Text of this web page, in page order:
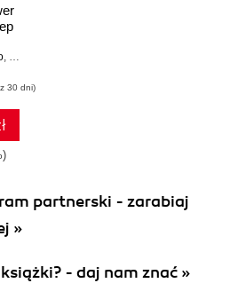
, Preeti Sahu
30 dni)
partnerski - zarabiaj
»
- daj nam znać »